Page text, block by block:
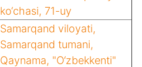
ko‘chasi, 71-uy
Samarqand viloyati,
Samarqand tumani,
Qaynama, "O‘zbekkenti"